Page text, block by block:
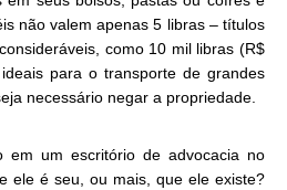
não valem apenas 5 libras – títulos
como 10 mil libras (R$
para o transporte de grandes
necessário negar a propriedade.
em um escritório de advocacia no
ele é seu, ou mais, que ele existe?